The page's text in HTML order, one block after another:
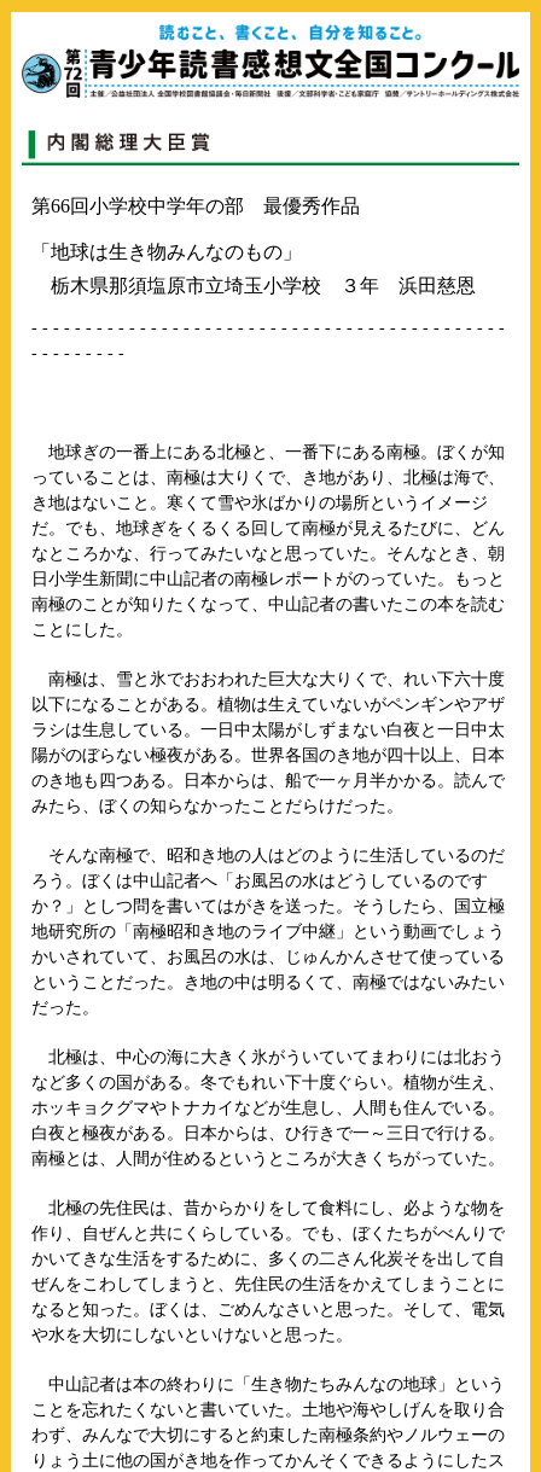
第66回小学校中学年の部 最優秀作品
「地球は生き物みんなのもの」
栃木県那須塩原市立埼玉小学校 ３年 浜田慈恩
- - - - - - - - - - - - - - - - - - - - - - - - - - - - - - - - - - - - - - - - - - - -
- - - - - - - - -
地球ぎの一番上にある北極と、一番下にある南極。ぼくが知
っていることは、南極は大りくで、き地があり、北極は海で、
き地はないこと。寒くて雪や氷ばかりの場所というイメージ
だ。でも、地球ぎをくるくる回して南極が見えるたびに、どん
なところかな、行ってみたいなと思っていた。そんなとき、朝
日小学生新聞に中山記者の南極レポートがのっていた。もっと
南極のことが知りたくなって、中山記者の書いたこの本を読む
ことにした。
南極は、雪と氷でおおわれた巨大な大りくで、れい下六十度
以下になることがある。植物は生えていないがペンギンやアザ
ラシは生息している。一日中太陽がしずまない白夜と一日中太
陽がのぼらない極夜がある。世界各国のき地が四十以上、日本
のき地も四つある。日本からは、船で一ヶ月半かかる。読んで
みたら、ぼくの知らなかったことだらけだった。
そんな南極で、昭和き地の人はどのように生活しているのだ
ろう。ぼくは中山記者へ「お風呂の水はどうしているのです
か？」としつ問を書いてはがきを送った。そうしたら、国立極
地研究所の「南極昭和き地のライブ中継」という動画でしょう
かいされていて、お風呂の水は、じゅんかんさせて使っている
ということだった。き地の中は明るくて、南極ではないみたい
だった。
北極は、中心の海に大きく氷がういていてまわりには北おう
など多くの国がある。冬でもれい下十度ぐらい。植物が生え、
ホッキョクグマやトナカイなどが生息し、人間も住んでいる。
白夜と極夜がある。日本からは、ひ行きで一～三日で行ける。
南極とは、人間が住めるというところが大きくちがっていた。
北極の先住民は、昔からかりをして食料にし、必ような物を
作り、自ぜんと共にくらしている。でも、ぼくたちがべんりで
かいてきな生活をするために、多くの二さん化炭そを出して自
ぜんをこわしてしまうと、先住民の生活をかえてしまうことに
なると知った。ぼくは、ごめんなさいと思った。そして、電気
や水を大切にしないといけないと思った。
中山記者は本の終わりに「生き物たちみんなの地球」という
ことを忘れたくないと書いていた。土地や海やしげんを取り合
わず、みんなで大切にすると約束した南極条約やノルウェーの
りょう土に他の国がき地を作ってかんそくできるようにしたス